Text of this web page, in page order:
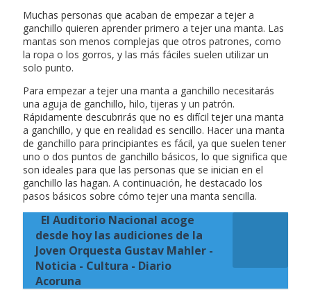
Muchas personas que acaban de empezar a tejer a
ganchillo quieren aprender primero a tejer una manta. Las
mantas son menos complejas que otros patrones, como
la ropa o los gorros, y las más fáciles suelen utilizar un
solo punto.
Para empezar a tejer una manta a ganchillo necesitarás
una aguja de ganchillo, hilo, tijeras y un patrón.
Rápidamente descubrirás que no es difícil tejer una manta
a ganchillo, y que en realidad es sencillo. Hacer una manta
de ganchillo para principiantes es fácil, ya que suelen tener
uno o dos puntos de ganchillo básicos, lo que significa que
son ideales para que las personas que se inician en el
ganchillo las hagan. A continuación, he destacado los
pasos básicos sobre cómo tejer una manta sencilla.
El Auditorio Nacional acoge
desde hoy las audiciones de la
Joven Orquesta Gustav Mahler -
Noticia - Cultura - Diario
Acoruna